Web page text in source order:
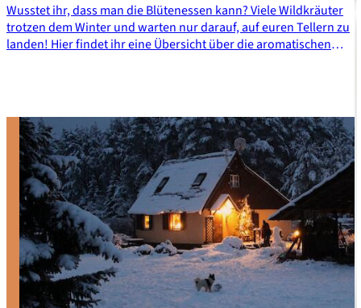
Wusstet ihr, dass man die Blütenessen kann? Viele Wildkräuter
trotzen dem Winter und warten nur darauf, auf euren Tellern zu
landen! Hier findet ihr eine Übersicht über die aromatischen